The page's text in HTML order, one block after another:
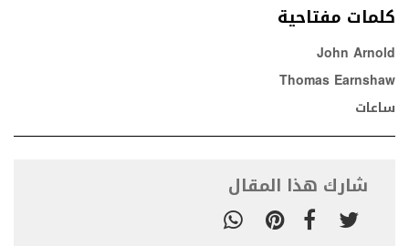
كلمات مفتاحية
John Arnold
Thomas Earnshaw
ساعات
شارك هذا المقال